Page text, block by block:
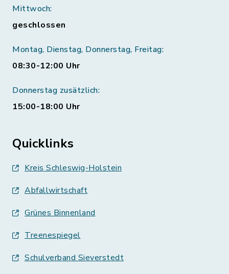
Mittwoch:
geschlossen
Montag, Dienstag, Donnerstag, Freitag:
08:30-12:00 Uhr
Donnerstag zusätzlich:
15:00-18:00 Uhr
Quicklinks
Kreis Schleswig-Holstein
Abfallwirtschaft
Grünes Binnenland
Treenespiegel
Schulverband Sieverstedt